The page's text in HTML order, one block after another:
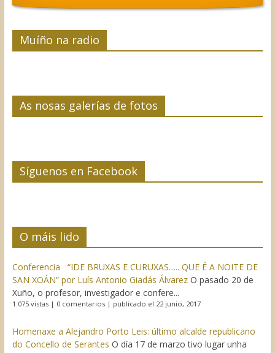
Muíño na radio
As nosas galerías de fotos
Síguenos en Facebook
O máis lido
Conferencia “IDE BRUXAS E CURUXAS….. QUE É A NOITE DE
SAN XOÁN” por Luís Antonio Giadás Álvarez O pasado 20 de
Xuño, o profesor, investigador e confere...
1.075 vistas| 0 comentarios| publicado el 22 junio, 2017
Homenaxe a Alejandro Porto Leis: último alcalde republicano
do Concello de Serantes O día 17 de marzo tivo lugar unha